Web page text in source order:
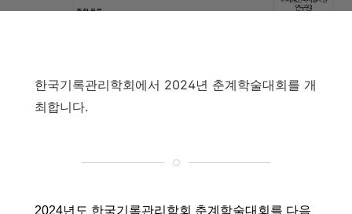
한국기록관리학회에서 2024년 춘계학술대회를 개
최합니다.
2024년도 한국기록관리학회 춘계학술대회를 다음